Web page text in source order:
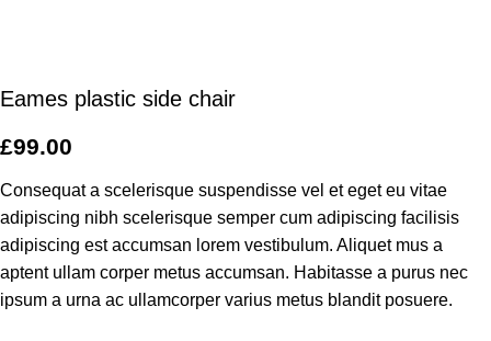
Eames plastic side chair
£99.00
Consequat a scelerisque suspendisse vel et eget eu vitae
adipiscing nibh scelerisque semper cum adipiscing facilisis
adipiscing est accumsan lorem vestibulum. Aliquet mus a
aptent ullam corper metus accumsan. Habitasse a purus nec
ipsum a urna ac ullamcorper varius metus blandit posuere.